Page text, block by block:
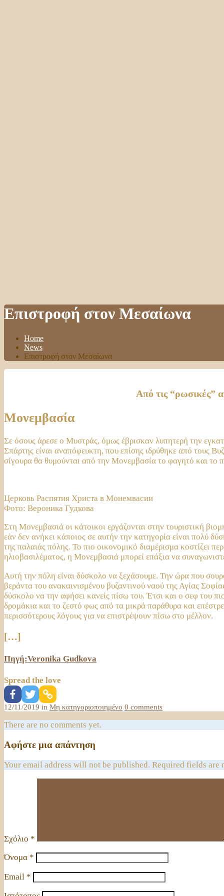
Επιστροφή στον Μεσαίωνα
Home
News
Επιστροφή στον Μεσαίωνα
Από τις “ρωσικές”
Μονεμβασία
Σε όσους άρεσε ο Μυστράς, όμως έβρισκαν λυπητερή την
Σπάρτης είναι αναπόφευκτη, που επίσης ιδρύθηκε από τους
σίγουρα θα θυμούνται από την Μονεμβασία το φαγητό και το
Церковь Распятия Христа в Монемвасии
Фото: Вероника Гудкова
Στη Μονεμβασιά οι κάτοικοι εργάζονται στην τουριστική
εάν δεν ανήκει κάποιος σε αυτήν την κατηγορία είναι πολύ
της παλαιάς πόλης. Το πιο οικονομικό διαμέρισμα κοστίζει
ηλιοβασιλέματος, η Μονεμβασιά μπορεί επάξια να
Αυτή την πόλη είναι δύσκολο να ξεχάσουμε. Την ώρα που
βεράντα του ανακαινισμένου βυζαντινού ναού της Αγίας
δύσκολο να την αφήσει κανείς πίσω του. Έτσι και ο σεφ του
δρομάκια και το ζεστό φως από τα μικρά παράθυρα και
περισσότερους λόγους για να επιστρέψουν πίσω στο μέλλον.
[…]
Πηγή:Veronika Gudkova
Spread the love
12/11/2019 in Μη κατηγοριοποιημένο 0 comments
There are no comments yet.
Αφήστε μια απάντηση
Your email address will not be published. Required fields are
Σχόλιο *
Όνομα *
Email *